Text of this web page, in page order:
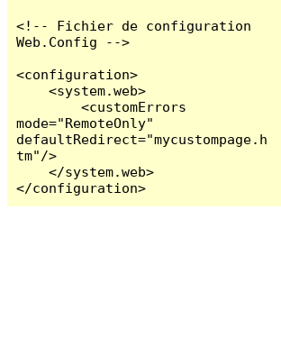
<!-- Fichier de configuration
Web.Config -->
<configuration>
    <system.web>
        <customErrors
mode="RemoteOnly"
defaultRedirect="mycustompage.h
tm"/>
    </system.web>
</configuration>